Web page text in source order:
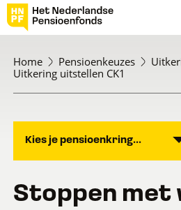
Home Pensioenkeuzes
Uitkering uitstellen CK1
Kies je pensioenkring...
Stoppen met